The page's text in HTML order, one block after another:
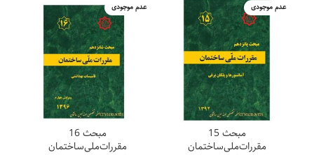
عدم موجودی
مبحث 15
مقررات‌ملی‌ساختمان
عدم موجودی
مبحث 16
مقررات‌ملی‌ساختمان